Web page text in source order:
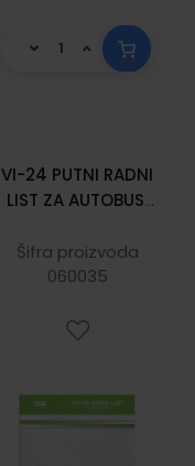
VI-24 PUTNI RADNI
LIST ZA AUTOBUS;
29,7 x 21 cm
Šifra proizvoda
060035